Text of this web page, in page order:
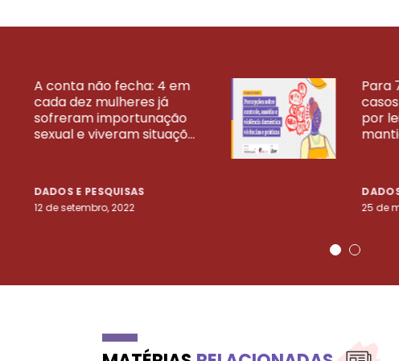
A conta não fecha: 4 em
cada dez mulheres já
sofreram importunação
sexual e viveram situaçõ...
DADOS E PESQUISAS
12 de setembro, 2022
Para
por
25 de
VEJA MAIS PESQUISAS